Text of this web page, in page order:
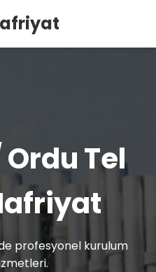
Tel
profesyonel kurulum